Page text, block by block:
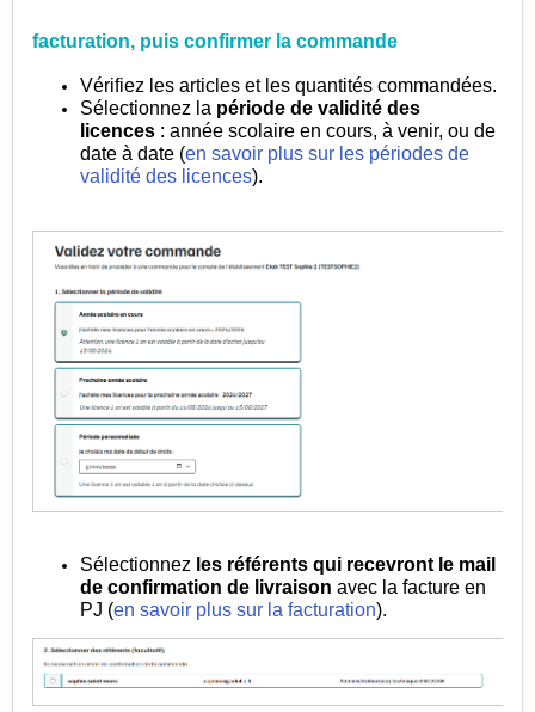
facturation, puis confirmer la commande
Vérifiez les articles et les quantités commandées.
Sélectionnez la période de validité des
licences : année scolaire en cours, à venir, ou de
date à date (en savoir plus sur les périodes de
validité des licences).
Sélectionnez es référents qui recevront le mail
de confirmation de livraison avec la facture en
PJ (en savoir plus sur la facturation).